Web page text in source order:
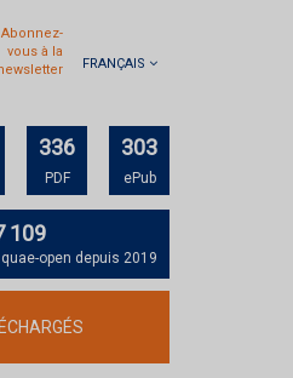
Abonnez-
vous à la
FRANÇAIS
336
PDF
303
ePub
109
open depuis 2019